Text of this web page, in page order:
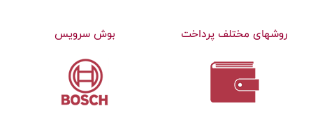
روشهای مختلف پرداخت بوش سرویس